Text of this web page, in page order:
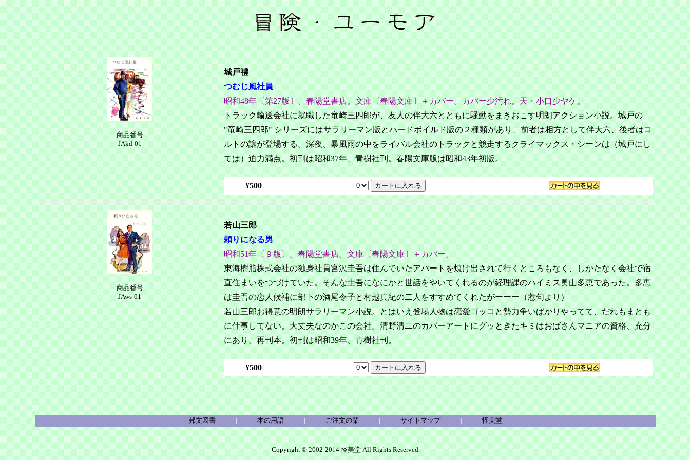
商品番号
JAkd-01
城戸禮
つむじ風社員
昭和48年〔第27版〕。春陽堂書店。文庫〔春陽文庫〕＋カバー。カバー少汚れ。天・小口少ヤケ。
トラック輸送会社に就職した竜崎三四郎が、友人の伴大六とともに騒動をまきおこす明朗アクション小説。城戸の
"竜崎三四郎" シリーズにはサラリーマン版とハードボイルド版の２種類があり、前者は相方として伴大六、後者はコ
ルトの譲が登場する。深夜、暴風雨の中をライバル会社のトラックと競走するクライマックス・シーンは（城戸にし
ては）迫力満点。初刊は昭和37年、青樹社刊。春陽文庫版は昭和43年初版。
¥500
商品番号
JAws-01
若山三郎
頼りになる男
昭和51年〔９版〕。春陽堂書店。文庫〔春陽文庫〕＋カバー。
東海樹脂株式会社の独身社員宮沢圭吾は住んでいたアパートを焼け出されて行くところもなく、しかたなく会社で宿
直住まいをつづけていた。そんな圭吾になにかと世話をやいてくれるのが経理課のハイミス奥山多恵であった。多恵
は圭吾の恋人候補に部下の酒尾令子と村越真紀の二人をすすめてくれたがーーー（惹句より）
若山三郎お得意の明朗サラリーマン小説。とはいえ登場人物は恋愛ゴッコと勢力争いばかりやってて、だれもまとも
に仕事してない。大丈夫なのかこの会社。清野清二のカバーアートにグッときたキミはおばさんマニアの資格、充分
にあり。再刊本。初刊は昭和39年、青樹社刊。
¥500
邦文図書| 本の用語| ご注文の栞| サイトマップ|怪美堂
Copyright © 2002-2014 怪美堂 All Rights Reserved.